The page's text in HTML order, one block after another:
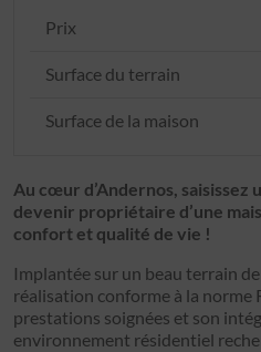
Prix
Surface du terrain
Surface de la maison
Au cœur d’Andernos,
devenir propriétaire d’une
confort et qualité de vie !
Implantée sur un beau terrain
réalisation conforme à la norme
prestations soignées et son
environnement résidentiel